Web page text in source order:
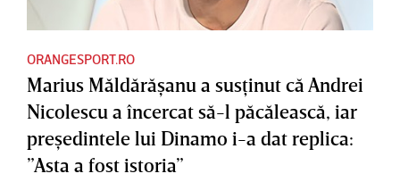
ORANGESPORT.RO
Marius Măldărăşanu a susţinut că Andrei
Nicolescu a încercat să-l păcălească, iar
preşedintele lui Dinamo i-a dat replica:
”Asta a fost istoria”